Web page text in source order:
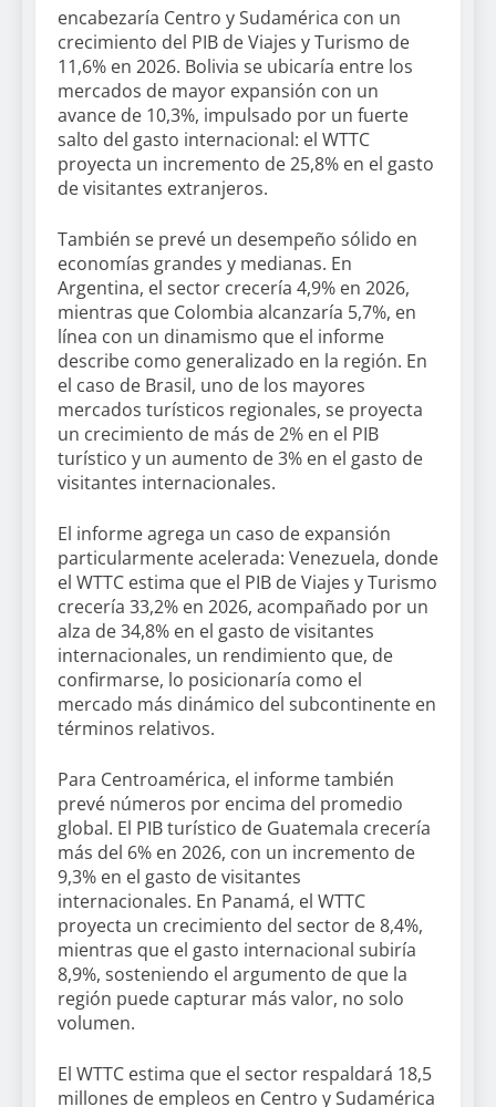
encabezaría Centro y Sudamérica con un
crecimiento del PIB de Viajes y Turismo de
11,6% en 2026. Bolivia se ubicaría entre los
mercados de mayor expansión con un
avance de 10,3%, impulsado por un fuerte
salto del gasto internacional: el WTTC
proyecta un incremento de 25,8% en el gasto
de visitantes extranjeros.
También se prevé un desempeño sólido en
economías grandes y medianas. En
Argentina, el sector crecería 4,9% en 2026,
mientras que Colombia alcanzaría 5,7%, en
línea con un dinamismo que el informe
describe como generalizado en la región. En
el caso de Brasil, uno de los mayores
mercados turísticos regionales, se proyecta
un crecimiento de más de 2% en el PIB
turístico y un aumento de 3% en el gasto de
visitantes internacionales.
El informe agrega un caso de expansión
particularmente acelerada: Venezuela, donde
el WTTC estima que el PIB de Viajes y Turismo
crecería 33,2% en 2026, acompañado por un
alza de 34,8% en el gasto de visitantes
internacionales, un rendimiento que, de
confirmarse, lo posicionaría como el
mercado más dinámico del subcontinente en
términos relativos.
Para Centroamérica, el informe también
prevé números por encima del promedio
global. El PIB turístico de Guatemala crecería
más del 6% en 2026, con un incremento de
9,3% en el gasto de visitantes
internacionales. En Panamá, el WTTC
proyecta un crecimiento del sector de 8,4%,
mientras que el gasto internacional subiría
8,9%, sosteniendo el argumento de que la
región puede capturar más valor, no solo
volumen.
El WTTC estima que el sector respaldará 18,5
millones de empleos en Centro y Sudamérica